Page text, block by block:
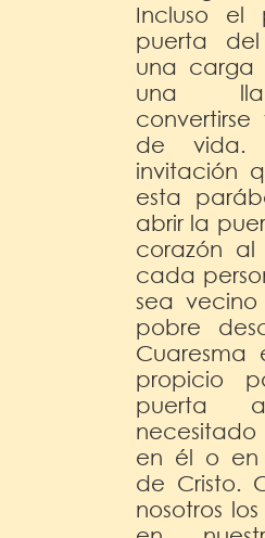
Incluso el
puerta
una carga
una
de vida.
invitación
esta
abrir la
corazón
cada
sea
pobre
Cuaresma
propicio
puerta
en él o en
de Cristo.
nosotros